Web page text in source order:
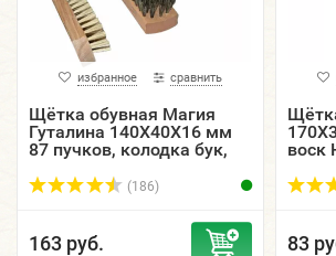
избранное сравнить
Щётка обувная Магия
Гуталина 140Х40Х16 мм
87 пучков, колодка бук,
(186)
163 руб.
воск
83